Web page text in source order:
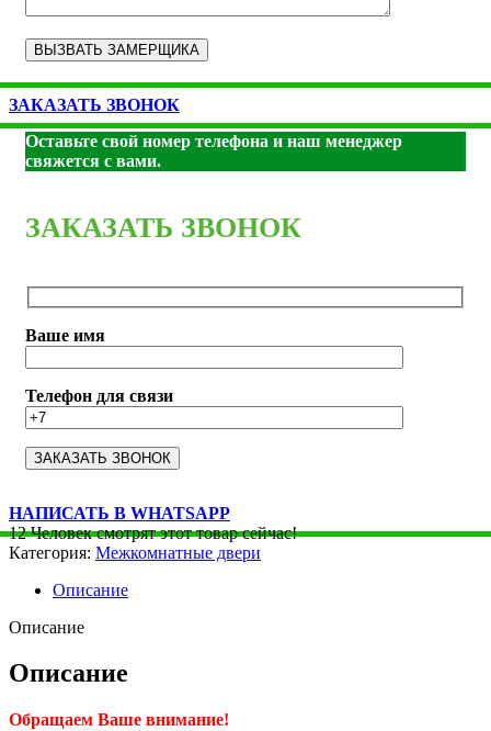
ЗАКАЗАТЬ ЗВОНОК
Оставьте свой номер телефона и наш менеджер
свяжется с вами.
ЗАКАЗАТЬ ЗВОНОК
Ваше имя
Телефон для связи
НАПИСАТЬ В WHATSAPP
12 Человек смотрят этот товар сейчас!
Категория: Межкомнатные двери
Описание
Описание
Описание
Обращаем Ваше внимание!